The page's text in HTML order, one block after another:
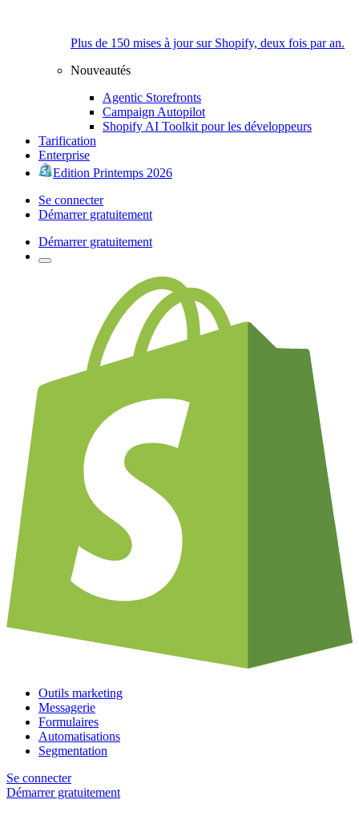
Plus de 150 mises à jour sur Shopify, deux fois par an.
Nouveautés
Agentic Storefronts
Campaign Autopilot
Shopify AI Toolkit pour les développeurs
Tarification
Enterprise
Edition Printemps 2026
Se connecter
Démarrer gratuitement
Démarrer gratuitement
Outils marketing
Messagerie
Formulaires
Automatisations
Segmentation
Se connecter
Démarrer gratuitement